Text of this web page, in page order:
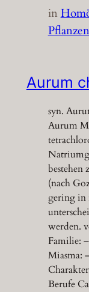
in
Aurum
syn.
Aurum
bestehen
(nach
gering in
werden.
Familie:
Miasma:
Berufe